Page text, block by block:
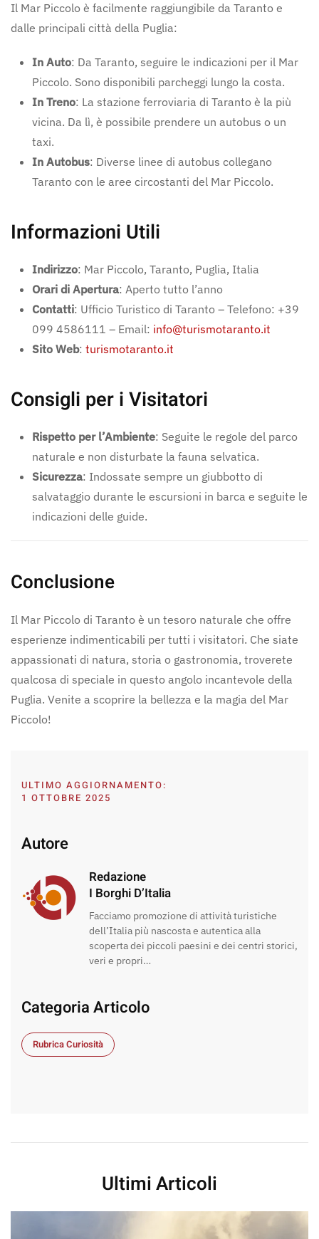
Il Mar Piccolo è facilmente raggiungibile da Taranto e
dalle principali città della Puglia:
In Auto: Da Taranto, seguire le indicazioni per il Mar
Piccolo. Sono disponibili parcheggi lungo la costa.
In Treno: La stazione ferroviaria di Taranto è la più
vicina. Da lì, è possibile prendere un autobus o un
taxi.
In Autobus: Diverse linee di autobus collegano
Taranto con le aree circostanti del Mar Piccolo.
Informazioni Utili
Indirizzo: Mar Piccolo, Taranto, Puglia, Italia
Orari di Apertura: Aperto tutto l’anno
Contatti: Ufficio Turistico di Taranto – Telefono: +39
099 4586111 – Email: info@turismotaranto.it
Sito Web: turismotaranto.it
Consigli per i Visitatori
Rispetto per l’Ambiente: Seguite le regole del parco
naturale e non disturbate la fauna selvatica.
Sicurezza: Indossate sempre un giubbotto di
salvataggio durante le escursioni in barca e seguite le
indicazioni delle guide.
Conclusione
Il Mar Piccolo di Taranto è un tesoro naturale che offre
esperienze indimenticabili per tutti i visitatori. Che siate
appassionati di natura, storia o gastronomia, troverete
qualcosa di speciale in questo angolo incantevole della
Puglia. Venite a scoprire la bellezza e la magia del Mar
Piccolo!
ULTIMO AGGIORNAMENTO:
1 OTTOBRE 2025
Autore
Redazione
I Borghi D’Italia
Facciamo promozione di attività turistiche
dell’Italia più nascosta e autentica alla
scoperta dei piccoli paesini e dei centri storici,
veri e propri…
Categoria Articolo
Rubrica Curiosità
Ultimi Articoli